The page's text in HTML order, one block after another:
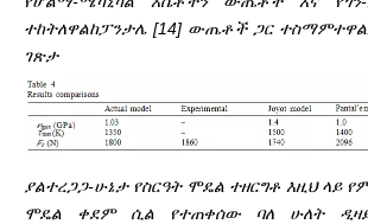
ተከትለዋልከፓንታሌ [14] ውጤቶች ጋር
ገጽታ
ያልተረጋጋ-ሁኔታ የስርዓት ሞዴል ተዘርግቶ እዚህ ላይ
ሞዴል ቀደም ሲል የተጠቀሰው ባለ ሁለት